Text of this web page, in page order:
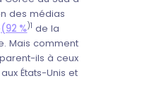
des médias
(92 %)1 de la
Mais comment
ils à ceux
États-Unis et